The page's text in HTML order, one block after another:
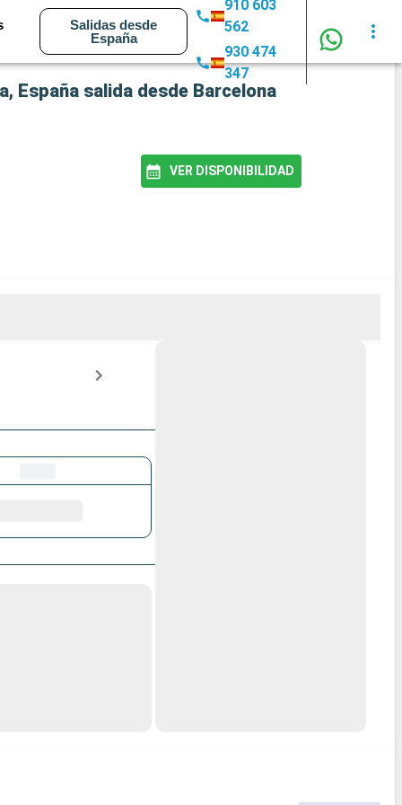
Salidas desde
España
910 603
562
930 474
347
España salida desde Barcelona
VER DISPONIBILIDAD